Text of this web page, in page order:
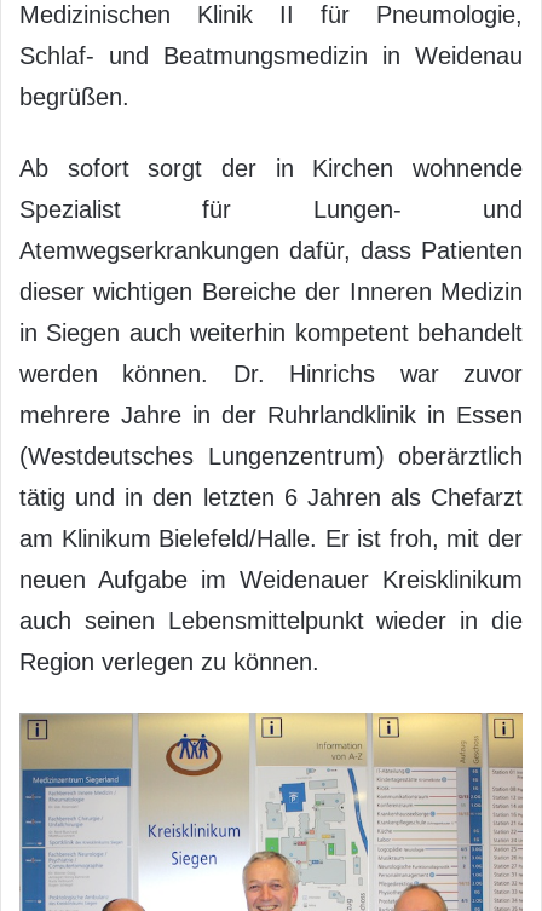
Medizinischen Klinik II für Pneumologie,
Schlaf- und Beatmungsmedizin in Weidenau
begrüßen.
Ab sofort sorgt der in Kirchen wohnende
Spezialist für Lungen- und
Atemwegserkrankungen dafür, dass Patienten
dieser wichtigen Bereiche der Inneren Medizin
in Siegen auch weiterhin kompetent behandelt
werden können. Dr. Hinrichs war zuvor
mehrere Jahre in der Ruhrlandklinik in Essen
(Westdeutsches Lungenzentrum) oberärztlich
tätig und in den letzten 6 Jahren als Chefarzt
am Klinikum Bielefeld/Halle. Er ist froh, mit der
neuen Aufgabe im Weidenauer Kreisklinikum
auch seinen Lebensmittelpunkt wieder in die
Region verlegen zu können.